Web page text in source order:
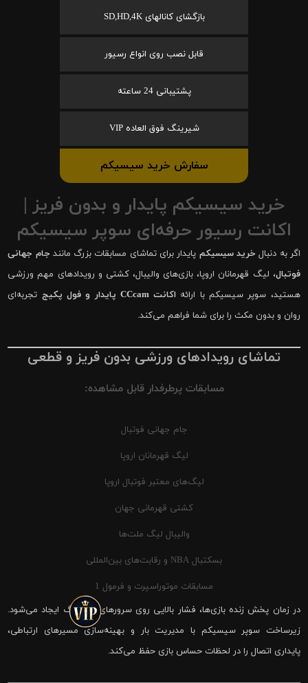
بازگشای کانالهای SD,HD,4K
قابل نصب روی انواع رسیور
پشتیبانی 24 ساعته
شیرینگ فوق العاده VIP
سفارش خرید سیسیکم
خرید سیسیکم پایدار و بدون فریز |
اکانت رسیور حرفه‌ای سوپر سیسیکم
اگر به دنبال خرید سیسیکم پایدار برای تماشای مسابقات بزرگ مانند جام جهانی
فوتبال، لیگ قهرمانان اروپا، بازی‌های والیبال، کشتی و رویدادهای مهم ورزشی
هستید، سوپر سیسیکم با ارائه اکانت CCcam پایدار و فول پکیج
تجربه‌ای
روان و بدون مکث را برای شما فراهم می‌کند.
تماشای رویدادهای ورزشی بدون فریز و قطعی
مسابقات پرطرفدار قابل مشاهده:
جام جهانی فوتبال
لیگ قهرمانان اروپا
لیگ‌های معتبر فوتبال اروپا
کشتی قهرمانی جهان
والیبال لیگ ملت‌ها
بسکتبال NBA و رقابت‌های بین‌المللی
مسابقات موتوراسپرت و فرمول 1
در زمان پخش زنده بازی‌ها، فشار بالایی روی سرورهای شیرینگ ایجاد می‌شود.
زیرساخت سوپر سیسیکم با مدیریت بار و بهینه‌سازی مسیرهای ارتباطی،
پایداری اتصال را در لحظات حساس بازی حفظ می‌کند.